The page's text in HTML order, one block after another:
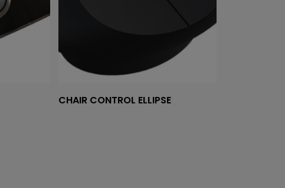
Tovább olvasom
CHAIR CONTROL ELLIPSE